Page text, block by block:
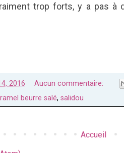
trop forts, y a pas à
2016
Aucun commentaire:
beurre salé, salidou
Accueil